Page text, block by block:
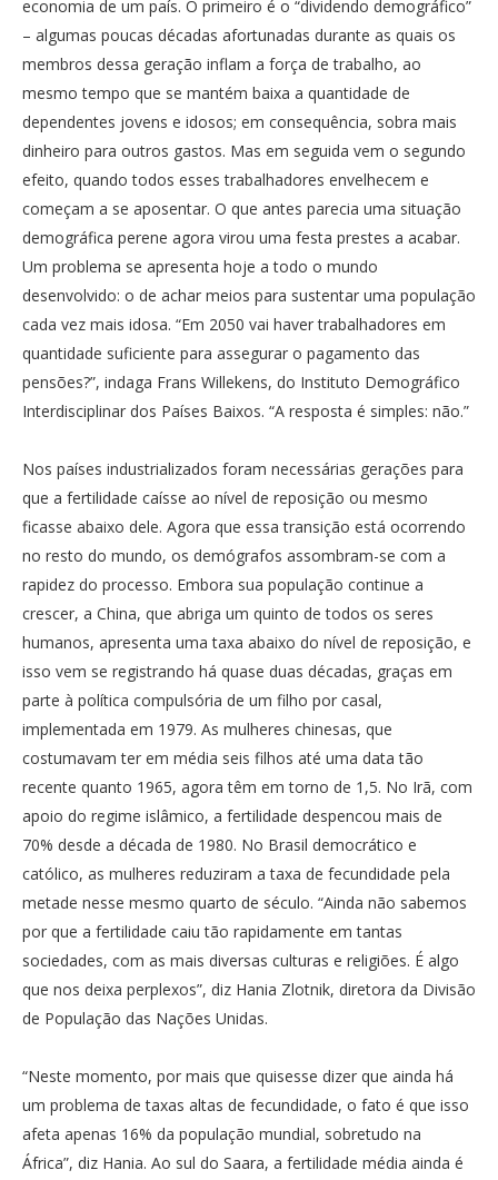
economia de um país. O primeiro é o “dividendo demográfico”
– algumas poucas décadas afortunadas durante as quais os
membros dessa geração inflam a força de trabalho, ao
mesmo tempo que se mantém baixa a quantidade de
dependentes jovens e idosos; em consequência, sobra mais
dinheiro para outros gastos. Mas em seguida vem o segundo
efeito, quando todos esses trabalhadores envelhecem e
começam a se aposentar. O que antes parecia uma situação
demográfica perene agora virou uma festa prestes a acabar.
Um problema se apresenta hoje a todo o mundo
desenvolvido: o de achar meios para sustentar uma população
cada vez mais idosa. “Em 2050 vai haver trabalhadores em
quantidade suficiente para assegurar o pagamento das
pensões?”, indaga Frans Willekens, do Instituto Demográfico
Interdisciplinar dos Países Baixos. “A resposta é simples: não.”
Nos países industrializados foram necessárias gerações para
que a fertilidade caísse ao nível de reposição ou mesmo
ficasse abaixo dele. Agora que essa transição está ocorrendo
no resto do mundo, os demógrafos assombram-se com a
rapidez do processo. Embora sua população continue a
crescer, a China, que abriga um quinto de todos os seres
humanos, apresenta uma taxa abaixo do nível de reposição, e
isso vem se registrando há quase duas décadas, graças em
parte à política compulsória de um filho por casal,
implementada em 1979. As mulheres chinesas, que
costumavam ter em média seis filhos até uma data tão
recente quanto 1965, agora têm em torno de 1,5. No Irã, com
apoio do regime islâmico, a fertilidade despencou mais de
70% desde a década de 1980. No Brasil democrático e
católico, as mulheres reduziram a taxa de fecundidade pela
metade nesse mesmo quarto de século. “Ainda não sabemos
por que a fertilidade caiu tão rapidamente em tantas
sociedades, com as mais diversas culturas e religiões. É algo
que nos deixa perplexos”, diz Hania Zlotnik, diretora da Divisão
de População das Nações Unidas.
“Neste momento, por mais que quisesse dizer que ainda há
um problema de taxas altas de fecundidade, o fato é que isso
afeta apenas 16% da população mundial, sobretudo na
África”, diz Hania. Ao sul do Saara, a fertilidade média ainda é